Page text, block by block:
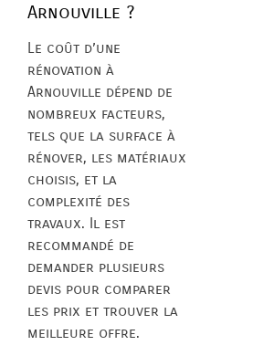
Arnouville ?
Le coût d’une
rénovation à
Arnouville dépend de
nombreux facteurs,
tels que la surface à
rénover, les matériaux
choisis, et la
complexité des
travaux. Il est
recommandé de
demander plusieurs
devis pour comparer
les prix et trouver la
meilleure offre.